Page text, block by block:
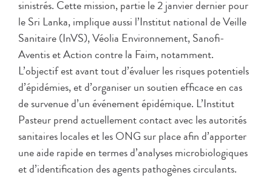
sinistrés. Cette mission, partie le 2 janvier dernier pour
le Sri Lanka, implique aussi l’Institut national de Veille
Sanitaire (InVS), Véolia Environnement, Sanofi-
Aventis et Action contre la Faim, notamment.
L’objectif est avant tout d’évaluer les risques potentiels
d’épidémies, et d’organiser un soutien efficace en cas
de survenue d’un événement épidémique. L’Institut
Pasteur prend actuellement contact avec les autorités
sanitaires locales et les ONG sur place afin d’apporter
une aide rapide en termes d’analyses microbiologiques
et d’identification des agents pathogènes circulants.